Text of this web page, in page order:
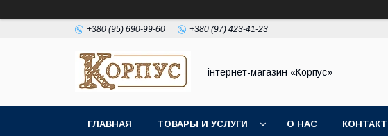
+380 (95) 690-99-60 +380 (97) 423-41-23
інтернет-магазин «Корпус»
ГЛАВНАЯ ТОВАРЫ И УСЛУГИ О НАС